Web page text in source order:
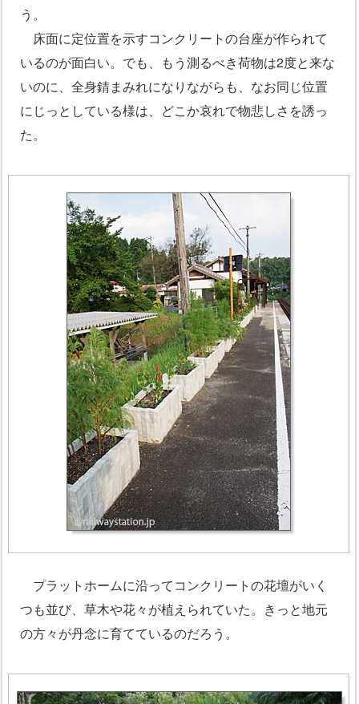
う。
床面に定位置を示すコンクリートの台座が作られて
いるのが面白い。でも、もう測るべき荷物は2度と来な
いのに、全身錆まみれになりながらも、なお同じ位置
にじっとしている様は、どこか哀れで物悲しさを誘っ
た。
プラットホームに沿ってコンクリートの花壇がいく
つも並び、草木や花々が植えられていた。きっと地元
の方々が丹念に育てているのだろう。